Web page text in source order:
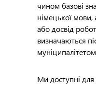
чином базові
німецької мови,
або досвід
визначаються
Ми доступні для